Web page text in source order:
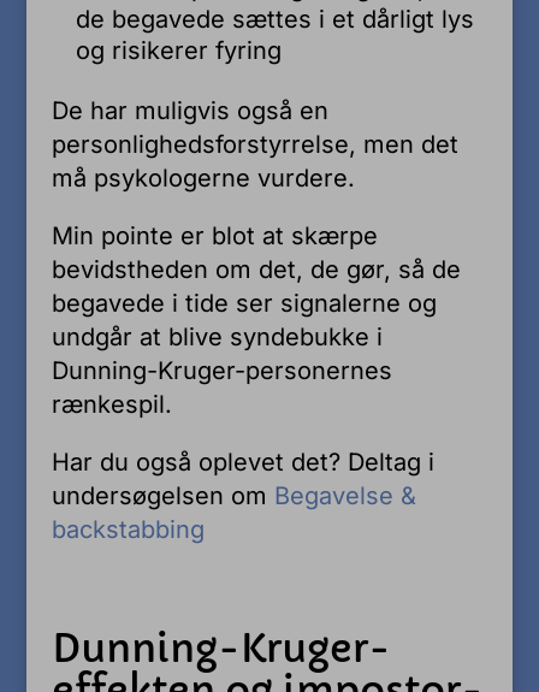
de begavede sættes i et dårligt lys
og risikerer fyring
De har muligvis også en
personlighedsforstyrrelse, men det
må psykologerne vurdere.
Min pointe er blot at skærpe
bevidstheden om det, de gør, så de
begavede i tide ser signalerne og
undgår at blive syndebukke i
Dunning-Kruger-personernes
rænkespil.
Har du også oplevet det? Deltag i
undersøgelsen om Begavelse &
backstabbing
Dunning-Kruger-